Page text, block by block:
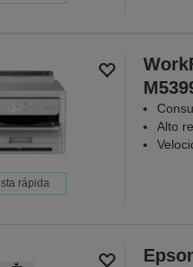
rápida
Alto